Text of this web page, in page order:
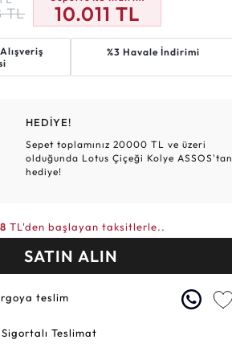
Elmas Bilezikler
Altın Tesbihler
Altın Hasır Setler
Violet
TL 10.011TL
Alışveriş
%3 Havale İndirimi
HEDİYE!
Sepet toplamınız 20000 TL ve üzeri
olduğunda Lotus Çiçeği Kolye ASSOS'tan
hediye!
TL'den başlayan taksitlerle..
SATIN ALIN
teslim
Teslimat